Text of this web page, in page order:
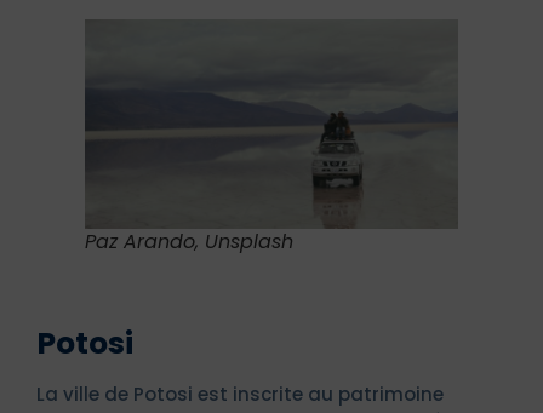
Paz Arando, Unsplash
Potosi
La ville de Potosi est inscrite au patrimoine